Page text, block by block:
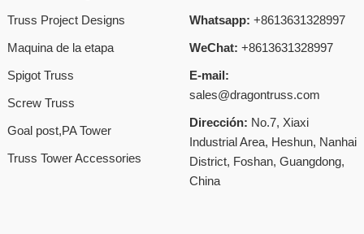
Truss Project Designs
Maquina de la etapa
Spigot Truss
Screw Truss
Goal post,PA Tower
Truss Tower Accessories
Whatsapp: +8613631328997
WeChat: +8613631328997
E-mail:
sales@dragontruss.com
Dirección: No.7, Xiaxi
Industrial Area, Heshun, Nanhai
District, Foshan, Guangdong,
China